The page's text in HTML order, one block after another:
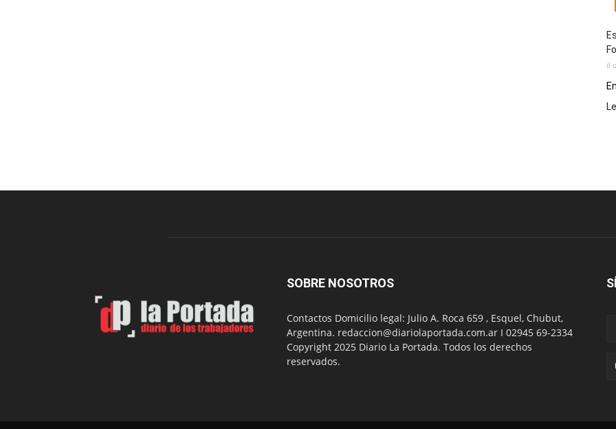
6
SOBRE NOSOTROS
Contactos Domicilio legal: Julio A. Roca 659 , Esquel, Chubut,
Argentina. redaccion@diariolaportada.com.ar I 02945 69-2334
Copyright 2025 Diario La Portada. Todos los derechos
reservados.